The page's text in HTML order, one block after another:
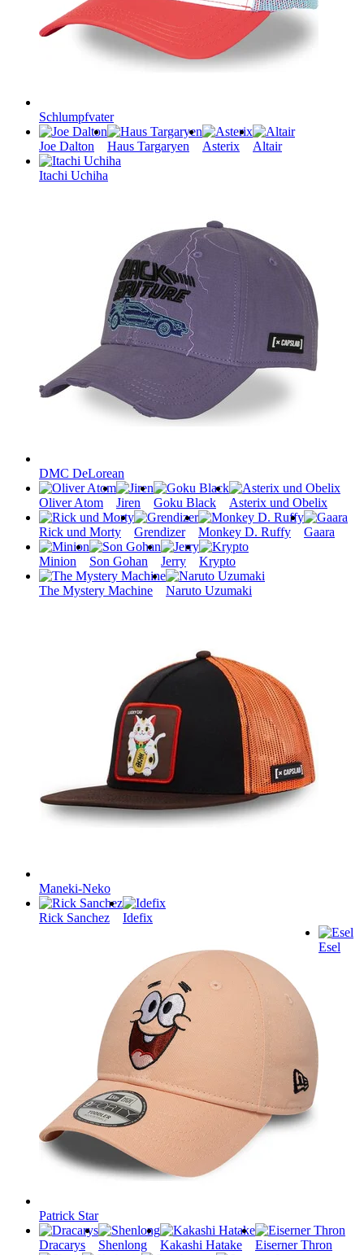
Schlumpfvater
Joe Dalton Haus Targaryen Asterix Altair
Itachi Uchiha
DMC DeLorean
Oliver Atom Jiren Goku Black Asterix und Obelix
Rick und Morty Grendizer Monkey D. Ruffy Gaara
Minion Son Gohan Jerry Krypto
The Mystery Machine Naruto Uzumaki
Maneki-Neko
Rick Sanchez Idefix
Patrick Star
Esel
Dracarys Shenlong Kakashi Hatake Eiserner Thron